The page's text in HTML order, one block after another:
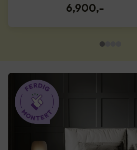
6,900,-